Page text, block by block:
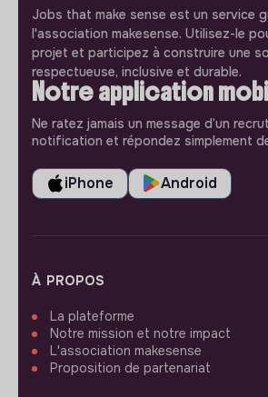
Jobs that make sense est un service
l'association makesense. Utilisez-le
projet et participez à construire une
respectueuse, inclusive et durable.
Notre application
Ne ratez jamais un message d’un
notification et répondez simplement
iPhone Android
À PROPOS
La plateforme
Notre mission et notre impact
L'association makesense
Proposition de partenariat